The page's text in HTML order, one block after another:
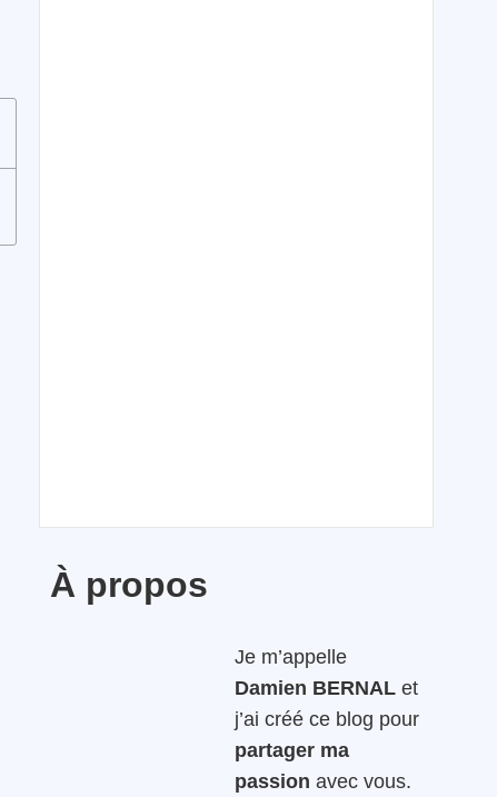
À propos
Je m’appelle
Damien BERNAL et
j’ai créé ce blog pour
partager ma
passion avec vous.